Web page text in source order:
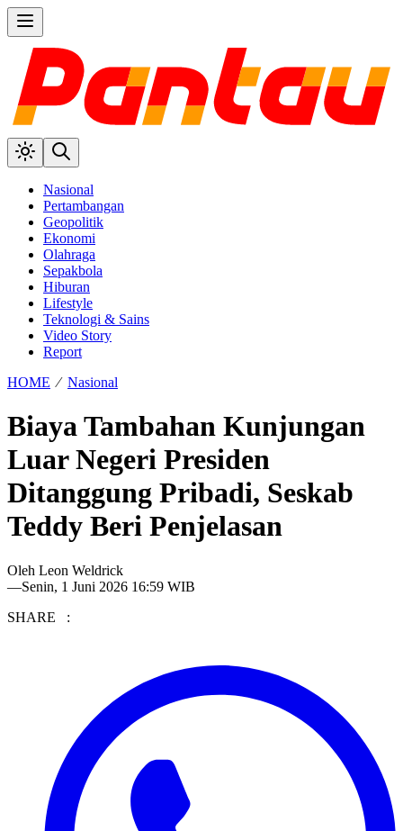
Nasional
Pertambangan
Geopolitik
Ekonomi
Olahraga
Sepakbola
Hiburan
Lifestyle
Teknologi & Sains
Video Story
Report
HOME ⁄ Nasional
Biaya Tambahan Kunjungan
Luar Negeri Presiden
Ditanggung Pribadi, Seskab
Teddy Beri Penjelasan
Oleh Leon Weldrick
—Senin, 1 Juni 2026 16:59 WIB
SHARE :